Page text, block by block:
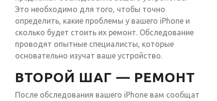
Это необходимо для того, чтобы точно
определить, какие проблемы у вашего iPhone и
сколько будет стоить их ремонт. Обследование
проводят опытные специалисты, которые
основательно изучат ваше устройство.
ВТОРОЙ ШАГ — РЕМОНТ
После обследования вашего iPhone вам сообщат